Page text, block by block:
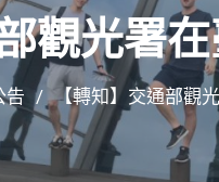
觀光署
告 【轉知】交通部觀